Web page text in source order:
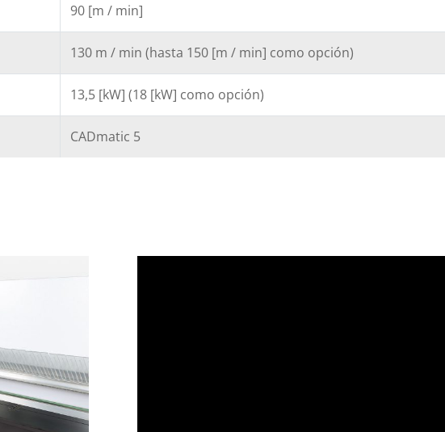
90 [m / min]
130 m / min (hasta 150 [m / min] como opción)
13,5 [kW] (18 [kW] como opción)
CADmatic 5